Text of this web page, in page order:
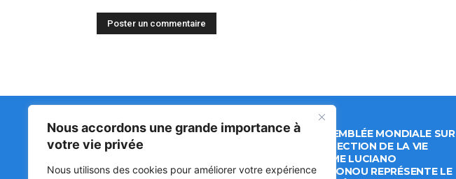
Nous accordons une grande importance à
votre vie privée
Nous utilisons des cookies pour améliorer votre expérience
Matin Libre
Premiers sur l'info !
47ᵉ ASSEMBLÉE MONDIALE SUR
LA PROTECTION DE LA VIE
PRIVÉE: ME LUCIANO
HOUNKPONOU REPRÉSENTE LE